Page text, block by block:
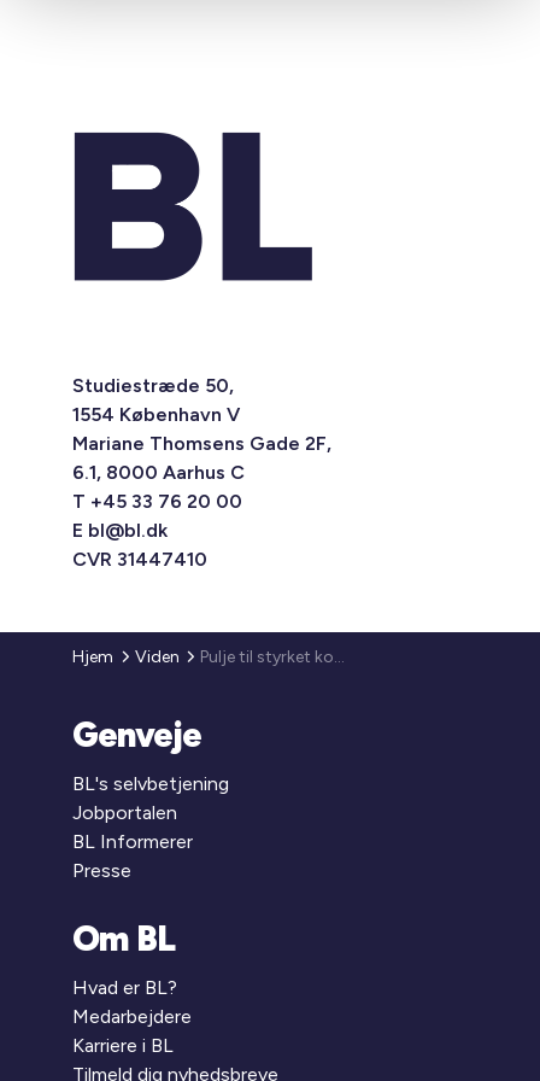
Studiestræde 50,
1554 København V
Mariane Thomsens Gade 2F,
6.1, 8000 Aarhus C
T +45 33 76 20 00
E bl@bl.dk
CVR 31447410
Hjem Viden Pulje til styrket koordinering i udsatte boligområder
Genveje
BL's selvbetjening
Jobportalen
BL Informerer
Presse
Om BL
Hvad er BL?
Medarbejdere
Karriere i BL
Tilmeld dig nyhedsbreve